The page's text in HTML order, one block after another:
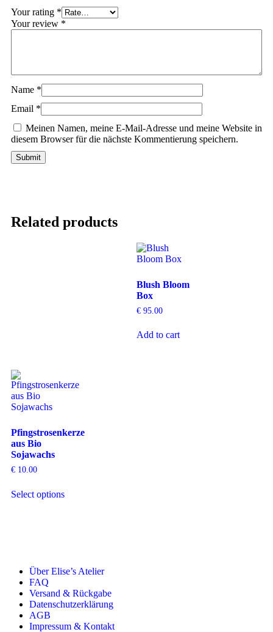
Your rating *
Your review *
Name *
Email *
Meinen Namen, meine E-Mail-Adresse und meine Website in
diesem Browser für die nächste Kommentierung speichern.
Related products
Blush Bloom
Box
€ 95.00
Add to cart
Pfingstrosenkerze
aus Bio
Sojawachs
€ 10.00
Select options
Über Elise’s Atelier
FAQ
Versand & Rückgabe
Datenschutzerklärung
AGB
Impressum & Kontakt